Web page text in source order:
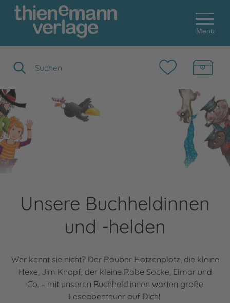
Menu
Unsere Buchheldinnen
und -helden
Wer kennt sie nicht? Der Räuber Hotzenplotz, die kleine
Hexe, Jim Knopf, der kleine Rabe Socke, Elmar und
Co. – mit unseren Buchheld:innen warten große
Leseabenteuer auf Dich!